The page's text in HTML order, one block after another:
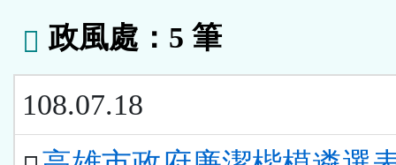
政風處：5 筆
108.07.18